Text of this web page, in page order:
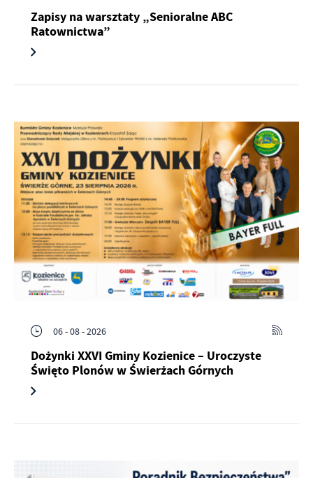
Zapisy na warsztaty „Senioralne ABC
Ratownictwa”
06 - 08 - 2026
Dożynki XXVI Gminy Kozienice – Uroczyste
Święto Plonów w Świerżach Górnych